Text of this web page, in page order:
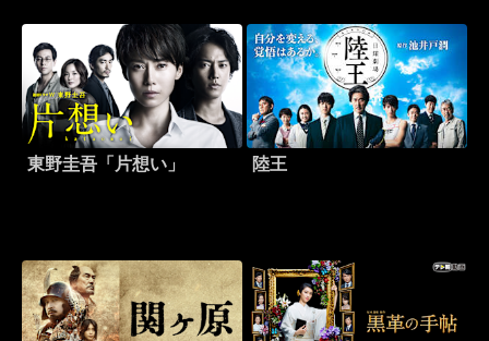
東野圭吾「片想い」 陸王